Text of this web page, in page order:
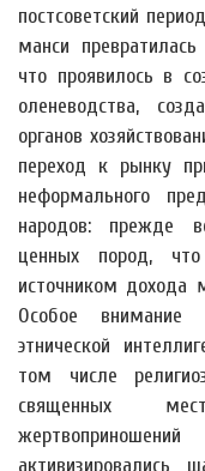
постсоветский
манси
что проявилось в
оленеводства,
органов
переход к рынку
неформального
народов: прежде
ценных пород,
источником дохода
Особое внимание
этнической
том числе
священных
активизировались